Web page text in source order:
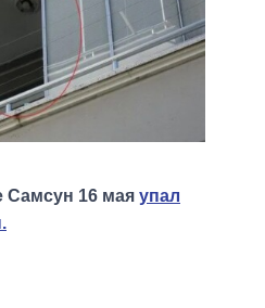
Самсун 16 мая упал